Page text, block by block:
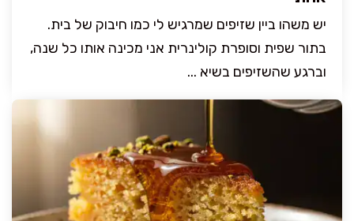
יש משהו ביין שזיפים שמרגיש לי כמו חיבוק של בית.
בתור שפית וסופרת קולינרית אני מכינה אותו כל שנה,
וברגע שהשזיפים בשיא ...